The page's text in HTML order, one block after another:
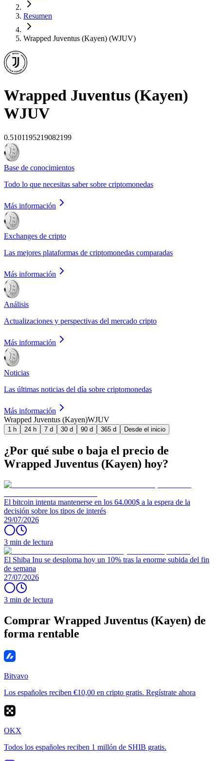
Resumen
Wrapped Juventus (Kayen) (WJUV)
Wrapped Juventus (Kayen)
WJUV
0.5101195219082199
Base de conocimientos
Todo lo que necesitas saber sobre criptomonedas
Más información
Exchanges de cripto
Las mejores plataformas de criptomonedas comparadas
Más información
Análisis
Actualizaciones y perspectivas del mercado cripto
Más información
Noticias
Las últimas noticias del día sobre criptomonedas
Más información
Wrapped Juventus (Kayen)WJUV
1 h 24 h 7 d 30 d 90 d 365 d Desde el inicio
¿Por qué sube o baja el precio de
Wrapped Juventus (Kayen) hoy?
El bitcoin intenta mantenerse en los 64.000$ a la espera de la
decisión sobre los tipos de interés
29/07/2026
3 min de lectura
El Shiba Inu se desploma hoy un 10% tras la enorme subida del fin
de semana
27/07/2026
3 min de lectura
Comprar Wrapped Juventus (Kayen) de
forma rentable
Bitvavo
Los españoles reciben €10,00 en cripto gratis. Regístrate ahora
OKX
Todos los españoles reciben 1 millón de SHIB gratis.